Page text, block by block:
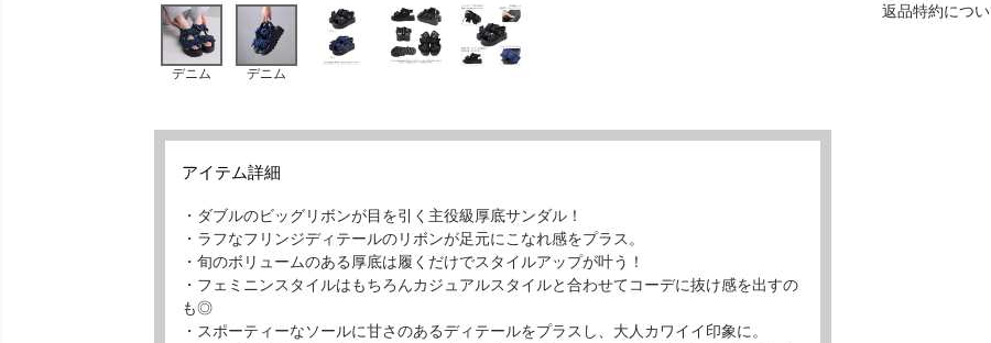
デニム デニム
アイテム詳細
・ダブルのビッグリボンが目を引く主役級厚底サンダル！
・ラフなフリンジディテールのリボンが足元にこなれ感をプラス。
・旬のボリュームのある厚底は履くだけでスタイルアップが叶う！
・フェミニンスタイルはもちろんカジュアルスタイルと合わせてコーデに抜け感を出すの
も◎
・スポーティーなソールに甘さのあるディテールをプラスし、大人カワイイ印象に。
返品特約につ